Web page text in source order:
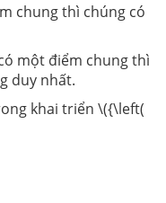
chung thì chúng có
một điểm chung thì
duy nhất.
khai triển \({\left(